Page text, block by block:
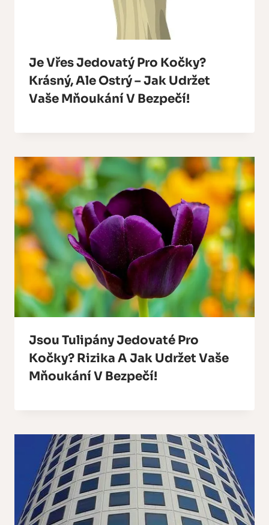
Je Vřes Jedovatý Pro Kočky?
Krásný, Ale Ostrý – Jak Udržet
Vaše Mňoukání V Bezpečí!
Jsou Tulipány Jedovaté Pro
Kočky? Rizika A Jak Udržet Vaše
Mňoukání V Bezpečí!